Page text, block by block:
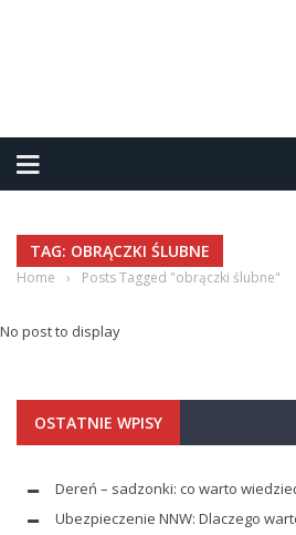
TAG: OBRĄCZKI ŚLUBNE
Home › Posts Tagged "obrączki ślubne"
No post to display
OSTATNIE WPISY
Dereń – sadzonki: co warto
Ubezpieczenie NNW: Dlaczego